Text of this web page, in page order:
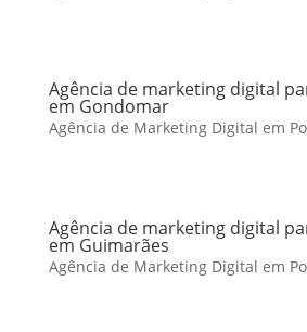
Agência de marketing digital
em Gondomar
Agência de Marketing Digital em
Agência de marketing digital
em Guimarães
Agência de Marketing Digital em